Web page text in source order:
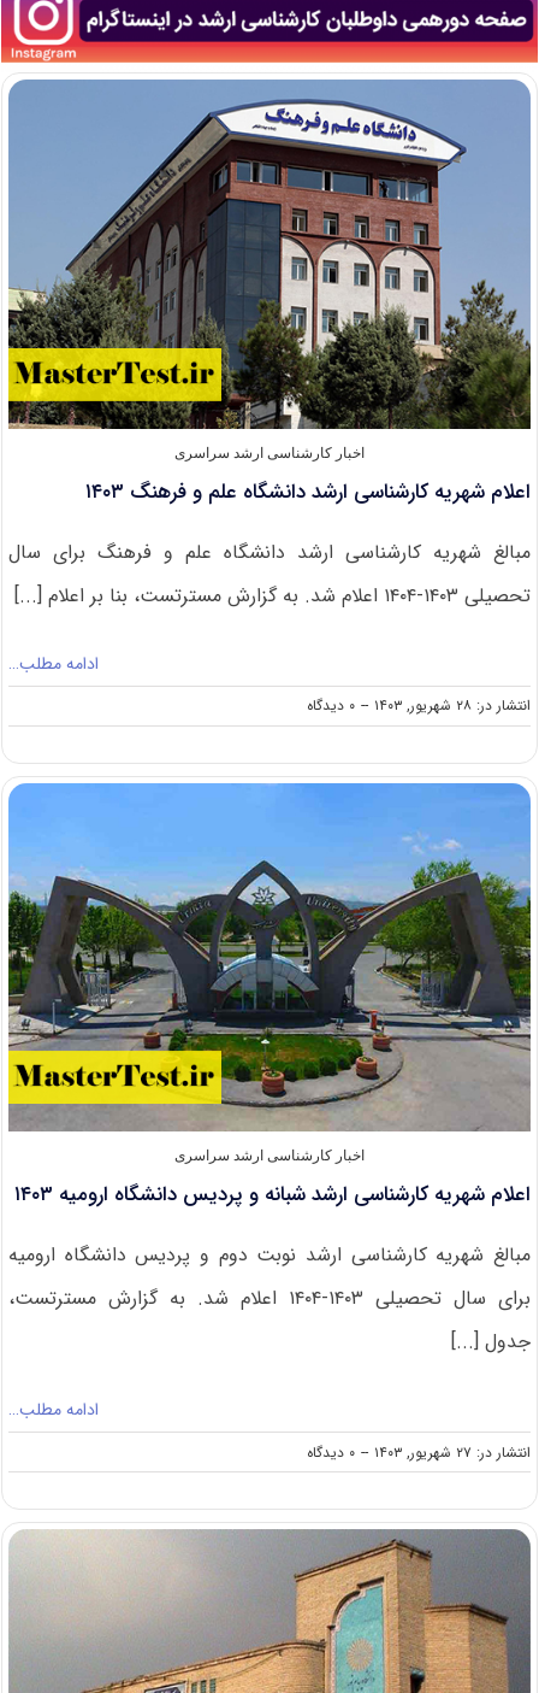
اخبار کارشناسی ارشد سراسری
اعلام شهریه کارشناسی ارشد دانشگاه علم و فرهنگ ۱۴۰۳
مبالغ شهریه کارشناسی ارشد دانشگاه علم و فرهنگ برای ﺳﺎل
ﺗﺤﺼﯿﻠﯽ ۱۴۰۳-۱۴۰۴ اعلام شد. به گزارش مسترتست، بنا بر اعلام [...]
ادامه مطلب…
انتشار در: ۲۸ شهریور, ۱۴۰۳ -- ۰ دیدگاه
on
اعلام
کارشناسی
فرهنگ
۱۴۰۳
اخبار کارشناسی ارشد سراسری
اعلام شهریه کارشناسی ارشد شبانه و پردیس دانشگاه ارومیه ۱۴۰۳
مبالغ شهریه کارشناسی ارشد نوبت دوم و پردیس دانشگاه ارومیه
برای ﺳﺎل ﺗﺤﺼﯿﻠﯽ ۱۴۰۳-۱۴۰۴ اعلام شد. به گزارش مسترتست،
ﺟﺪول [...]
ادامه مطلب…
انتشار در: ۲۷ شهریور, ۱۴۰۳ -- ۰ دیدگاه
on
اعلام
کارشناسی
شبانه
و
پردیس
دانشگاه
ارومیه
۱۴۰۳